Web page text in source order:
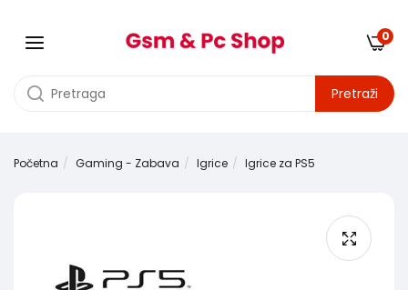
Pretraži
0
Početna Gaming - Zabava Igrice Igrice za PS5